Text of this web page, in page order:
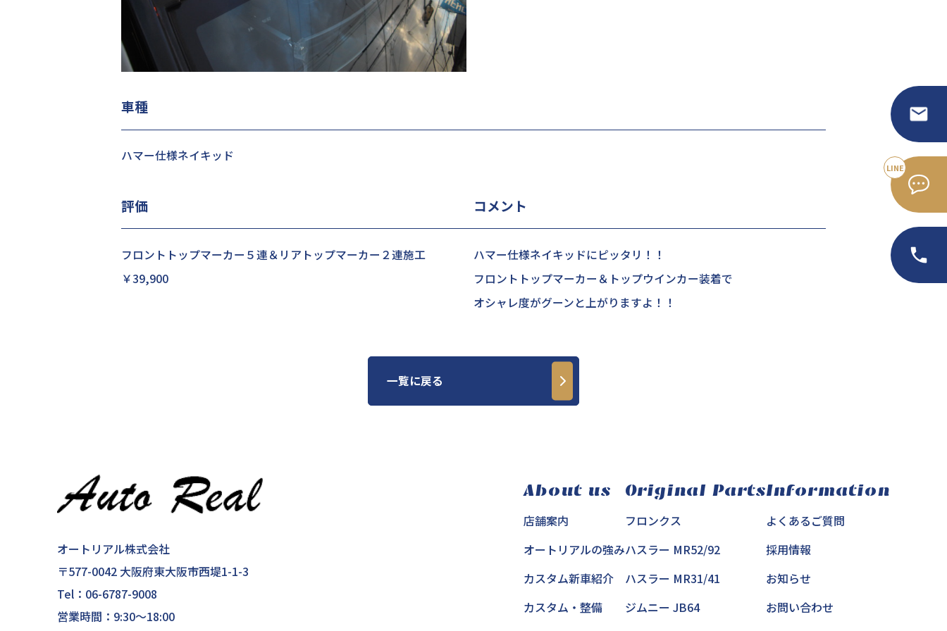
車種
ハマー仕様ネイキッド
評価
フロントトップマーカー５連＆リアトップマーカー２連施工
￥39,900
コメント
ハマー仕様ネイキッドにピッタリ！！
フロントトップマーカー＆トップウインカー装着で
オシャレ度がグーンと上がりますよ！！
一覧に戻る
オートリアル株式会社
〒577-0042 大阪府東大阪市西堤1-1-3
Tel： 06-6787-9008
営業時間：9:30～18:00
About us
店舗案内
オートリアルの強み
カスタム新車紹介
カスタム・整備
Original Parts
フロンクス
ハスラー MR52/92
ハスラー MR31/41
ジムニー JB64
Information
よくあるご質問
採用情報
お知らせ
お問い合わせ